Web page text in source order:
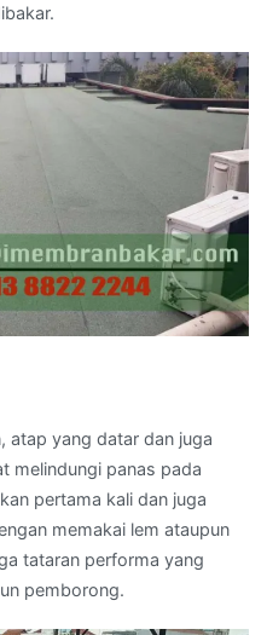
atap yang datar dan juga
melindungi panas pada
pertama kali dan juga
memakai lem ataupun
tataran performa yang
pemborong.